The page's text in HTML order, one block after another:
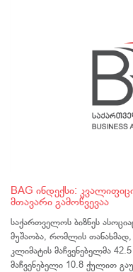
BAG ინდექსი:
მთავარი გამოწვევაა
საქართველოს ბიზნეს
მუშაობა, რომლის
კლიმატის მაჩვენებელმა
მაჩვენებელი 10.8 ქულით